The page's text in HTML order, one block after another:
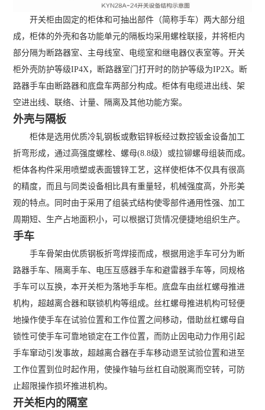
开关柜由固定的柜体和可抽出部件（简称手车）两大部分组
成，柜体的外壳和各功能单元的隔板均采用螺栓联接，并将柜内
部分隔为断路器室、主母线室、电缆室和继电器仪表室等。开关
柜外壳防护等级IP4X，断路器室门打开时的防护等级为IP2X。断
路器手车由断路器和底盘车两部分构成。柜体有电缆进出线、架
空进出线、联络、计量、隔离及其他功能方案。
外壳与隔板
柜体是选用优质冷轧钢板或敷铝锌板经过数控钣金设备加工
折弯形成，通过高强度螺栓、螺母(8.8级）或拉铆螺母组装而成。
柜体各构件采用喷塑或表面镀锌工艺，这样使柜体不仅具有很高
的精度，而且与同类设备相比具有重量轻，机械强度高，外形美
观的特点。同时由于采用了组装式结构使零部件通用性强、加工
周期短、生产占地面积小，可以根据订货情况便捷地组织生产。
手车
手车骨架由优质钢板折弯焊接而成，根据用途手车可分为断
路器手车、隔离手车、电压互感器手车和避雷器手车等，同规格
手车可以互换，本开关柜为落地手车柜。底盘车由丝杠螺母推进
机构，超越离合器和联锁机构等组成。丝杠螺母推进机构可轻便
地操作使手车在试验位置和工作位置之间移动，借助丝杠螺母自
锁性可使手车可靠地锁定在工作位置，而防止因电动力作用引起
手车窜动引发事故，超越离合器在手车移动退至试验位置和进至
工作位置到位时起作用，使操作轴与丝杠自动脱离而空转，可防
止超限操作损坏推进机构。
开关柜内的隔室